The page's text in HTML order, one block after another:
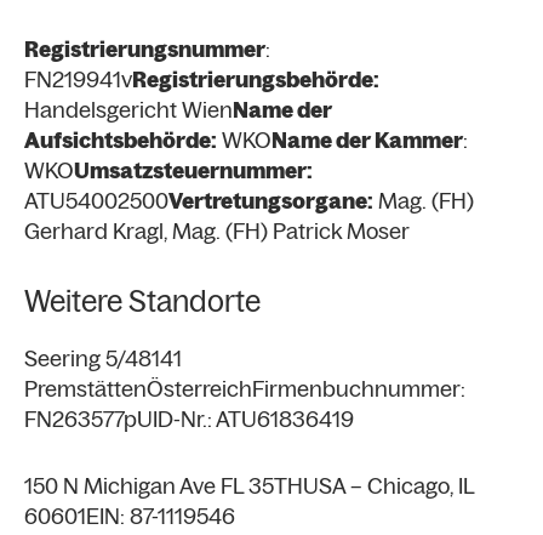
Registrierungsnummer:
FN219941vRegistrierungsbehörde:
Handelsgericht WienName der
Aufsichtsbehörde: WKOName der Kammer:
WKOUmsatzsteuernummer:
ATU54002500Vertretungsorgane: Mag. (FH)
Gerhard Kragl, Mag. (FH) Patrick Moser
Weitere Standorte
Seering 5/48141
PremstättenÖsterreichFirmenbuchnummer:
FN263577pUID-Nr.: ATU61836419
150 N Michigan Ave FL 35THUSA – Chicago, IL
60601EIN: 87-1119546